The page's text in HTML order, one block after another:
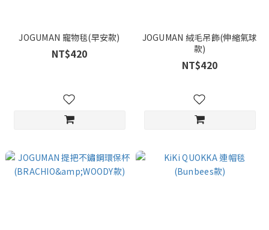
JOGUMAN 寵物毯(早安款)
NT$420
JOGUMAN 絨毛吊飾(伸縮氣球
款)
NT$420